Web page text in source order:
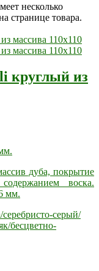
несколько
странице товара.
круглый из
дуба, покрытие
воска.
мм.
серый/
бесцветно-